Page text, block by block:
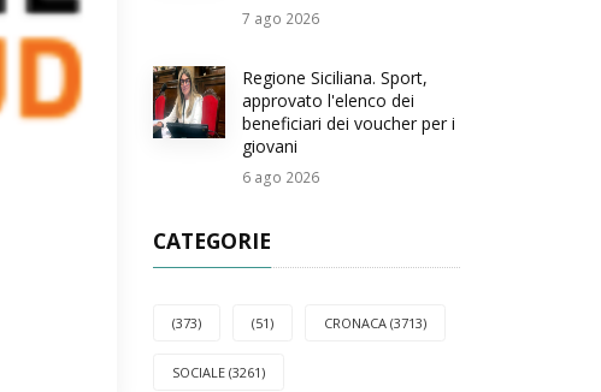
7 ago 2026
Regione Siciliana. Sport,
approvato l'elenco dei
beneficiari dei voucher per i
giovani
6 ago 2026
CATEGORIE
(373) (51) CRONACA (3713)
SOCIALE (3261)